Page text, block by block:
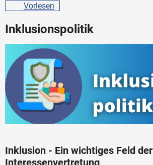
Vorlesen
Inklusionspolitik
Inklusion - Ein wichtiges Feld der
Interessenvertretung